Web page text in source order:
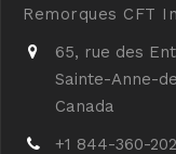
Remorques CFT
65, rue des
Sainte-Anne-
Canada
+1 844-360-